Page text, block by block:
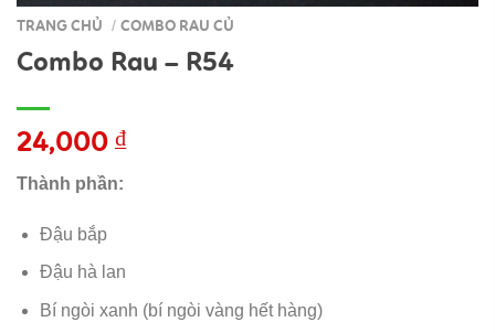
TRANG CHỦ / COMBO RAU CỦ
Combo Rau – R54
24,000 ₫
Thành phần:
Đậu bắp
Đậu hà lan
Bí ngòi xanh (bí ngòi vàng hết hàng)